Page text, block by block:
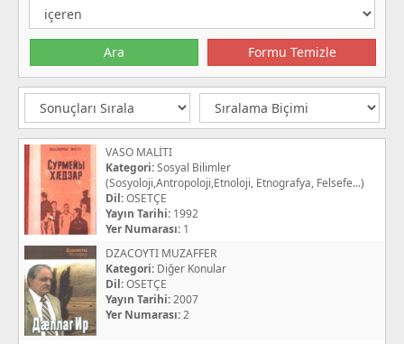
VASO MALİTI
Kategori:Sosyal Bilimler
(Sosyoloji,Antropoloji,Etnoloji, Etnografya, Felsefe...)
Dil:OSETÇE
Yayın Tarihi: 1992
Yer Numarası: 1
DZACOYTI MUZAFFER
Kategori: Diğer Konular
Dil:OSETÇE
Yayın Tarihi:2007
Yer Numarası:2